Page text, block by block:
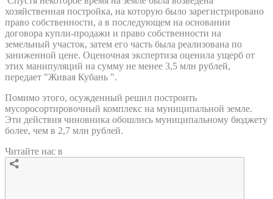
хозяйственная постройка, на которую было зарегистрировано
право собственности, а в последующем на основании
договора купли-продажи и право собственности на
земельный участок, затем его часть была реализована по
заниженной цене. Оценочная экспертиза оценила ущерб от
этих манипуляций на сумму не менее 3,5 млн рублей,
передает "Живая Кубань ".
Помимо этого, осужденный решил построить
мусоросортировочный комплекс на муниципальной земле.
Эти действия чиновника обошлись муниципальному бюджету
более, чем в 2,7 млн рублей.
Читайте нас в